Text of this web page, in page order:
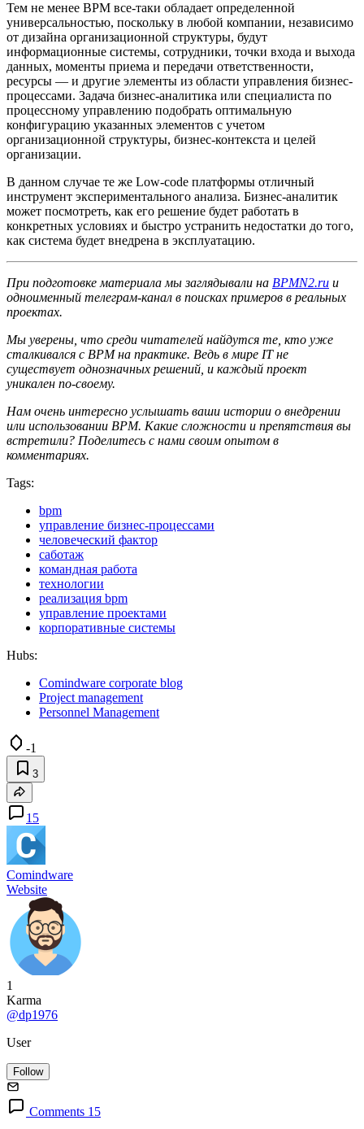
Тем не менее BPM все-таки обладает определенной
универсальностью, поскольку в любой компании, независимо
от дизайна организационной структуры, будут
информационные системы, сотрудники, точки входа и выхода
данных, моменты приема и передачи ответственности,
ресурсы — и другие элементы из области управления бизнес-
процессами. Задача бизнес-аналитика или специалиста по
процессному управлению подобрать оптимальную
конфигурацию указанных элементов с учетом
организационной структуры, бизнес-контекста и целей
организации.
В данном случае те же Low-code платформы отличный
инструмент экспериментального анализа. Бизнес-аналитик
может посмотреть, как его решение будет работать в
конкретных условиях и быстро устранить недостатки до того,
как система будет внедрена в эксплуатацию.
При подготовке материала мы заглядывали на BPMN2.ru и
одноименный телеграм-канал в поисках примеров в реальных
проектах.
Мы уверены, что среди читателей найдутся те, кто уже
сталкивался с BPM на практике. Ведь в мире IT не
существует однозначных решений, и каждый проект
уникален по-своему.
Нам очень интересно услышать ваши истории о внедрении
или использовании BPM. Какие сложности и препятствия вы
встретили? Поделитесь с нами своим опытом в
комментариях.
Tags:
bpm
управление бизнес-процессами
человеческий фактор
саботаж
командная работа
технологии
реализация bpm
управление проектами
корпоративные системы
Hubs:
Comindware corporate blog
Project management
Personnel Management
-1
3
15
Comindware
Website
1
Karma
@dp1976
User
Follow
Comments 15